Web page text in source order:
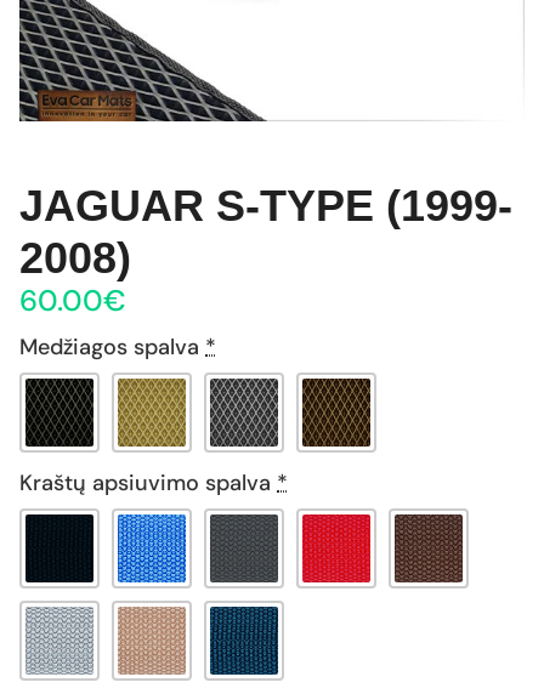
JAGUAR S-TYPE (1999-
2008)
60.00€
Medžiagos spalva *
Kraštų apsiuvimo spalva *